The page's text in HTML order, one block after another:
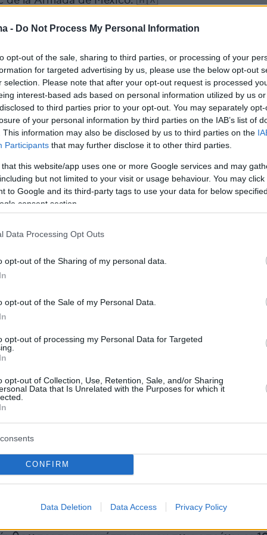
- Do Not Process My Personal Information
opt-out of the sale, sharing to third parties, or processing of your
for targeted advertising by us, please use the below opt-out
selection. Please note that after your opt-out request is processed
interest-based ads based on personal information utilized by us
to third parties prior to your opt-out. You may separately
of your personal information by third parties on the IAB’s list of
This information may also be disclosed by us to third parties on the
Participants that may further disclose it to other third parties.
that this website/app uses one or more Google services and may
but not limited to your visit or usage behaviour. You may
to Google and its third-party tags to use your data for below
consent section.
Data Processing Opt Outs
opt-out of the Sharing of my personal data.
opt-out of the Sale of my Personal Data.
opt-out of processing my Personal Data for Targeted
opt-out of Collection, Use, Retention, Sale, and/or Sharing
Data that Is Unrelated with the Purposes for which it
CONFIRM
Data Deletion Data Access Privacy Policy
te cae la cara de vergüenza! Hay dos muertos y más
♡ (@Marcela_Feraud)May 18, 2025
Νέας Υόρκης, Έρικ Άνταμς, δήλωσε ότι το
ισχύ» και προσέκρουσε στη γέφυρα, ενώ οι
των δημοτικών αρχών αναφέρουν ότι
προκλήθηκε από μηχανικό πρόβλημα. Η
περιστατικό.
shaking. Omg I really pray everyone is ok.
Ship.
δήμαρχο Άνταμς, τουλάχιστον δύο
τη ζωή τους, καθώς έπεσαν από ένα από
πλοίου κατά τη διάρκεια του ατυχήματος.
των υπηρεσιών ασφαλείας δήλωσε στο
θύματα ήταν μεταξύ των ναυτικών που